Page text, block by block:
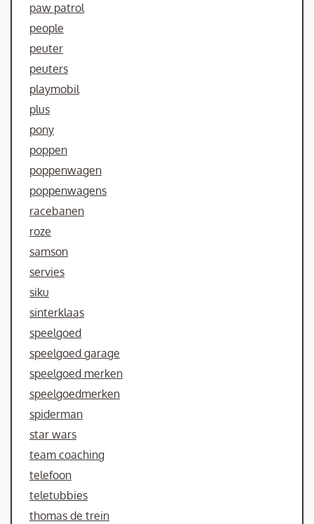
paw patrol
people
peuter
peuters
playmobil
plus
pony
poppen
poppenwagen
poppenwagens
racebanen
roze
samson
servies
siku
sinterklaas
speelgoed
speelgoed garage
speelgoed merken
speelgoedmerken
spiderman
star wars
team coaching
telefoon
teletubbies
thomas de trein